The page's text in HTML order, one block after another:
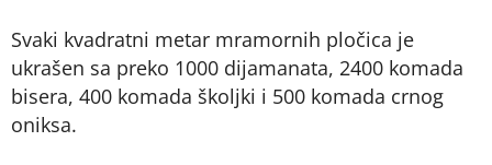
Svaki kvadratni metar mramornih pločica je
ukrašen sa preko 1000 dijamanata, 2400 komada
bisera, 400 komada školjki i 500 komada crnog
oniksa.